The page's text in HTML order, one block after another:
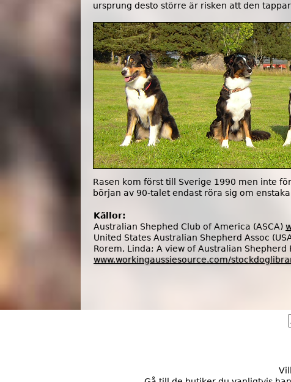
ursprung desto större är risken att den
h
u
n
d
3
.
p
n
g
Rasen kom först till Sverige 1990 men inte
början av 90-talet endast röra sig om
Källor:
Australian Shephed Club of America (ASCA)
United States Australian Shepherd Assoc
Rorem, Linda; A view of Australian Shepherd
www.workingaussiesource.com/
d